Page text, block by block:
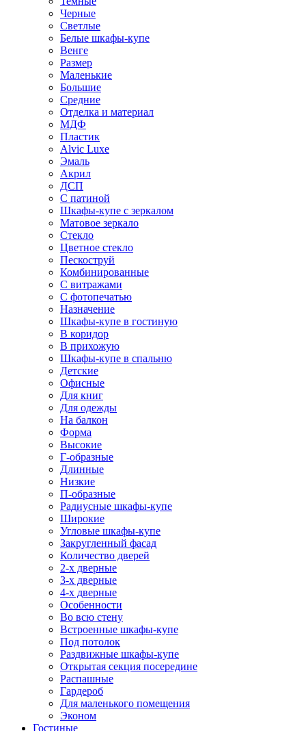
Черные
Светлые
Белые шкафы-купе
Венге
Размер
Маленькие
Большие
Средние
Отделка и материал
МДФ
Пластик
Alvic Luxe
Эмаль
Акрил
ДСП
С патиной
Шкафы-купе с зеркалом
Матовое зеркало
Стекло
Цветное стекло
Пескоструй
Комбинированные
С витражами
С фотопечатью
Назначение
Шкафы-купе в гостиную
В коридор
В прихожую
Шкафы-купе в спальню
Детские
Офисные
Для книг
Для одежды
На балкон
Форма
Высокие
Г-образные
Длинные
Низкие
П-образные
Радиусные шкафы-купе
Широкие
Угловые шкафы-купе
Закругленный фасад
Количество дверей
2-х дверные
3-х дверные
4-х дверные
Особенности
Во всю стену
Встроенные шкафы-купе
Под потолок
Раздвижные шкафы-купе
Открытая секция посередине
Распашные
Гардероб
Для маленького помещения
Эконом
Гостиные